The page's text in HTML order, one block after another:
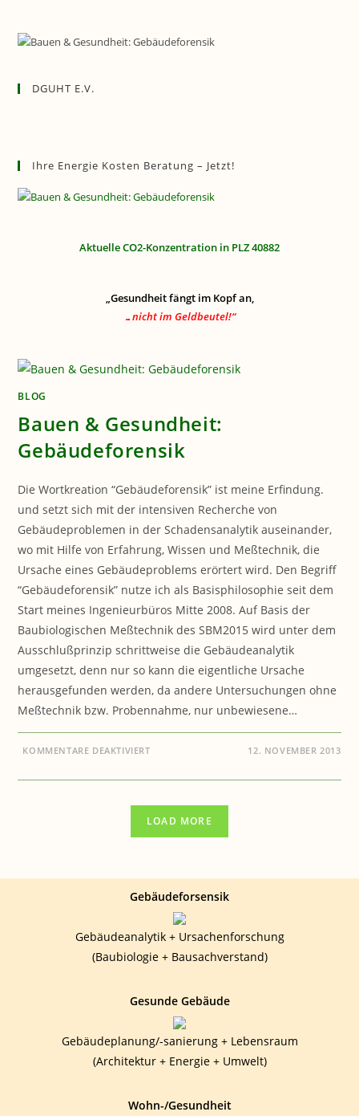
DGUHT E.V.
Ihre Energie Kosten Beratung – Jetzt!
Aktuelle CO2-Konzentration in PLZ 40882
„Gesundheit fängt im Kopf an,
…nicht im Geldbeutel!“
BLOG
Bauen & Gesundheit:
Gebäudeforensik
Die Wortkreation “Gebäudeforensik” ist meine Erfindung.
und setzt sich mit der intensiven Recherche von
Gebäudeproblemen in der Schadensanalytik auseinander,
wo mit Hilfe von Erfahrung, Wissen und Meßtechnik, die
Ursache eines Gebäudeproblems erörtert wird. Den Begriff
“Gebäudeforensik” nutze ich als Basisphilosophie seit dem
Start meines Ingenieurbüros Mitte 2008. Auf Basis der
Baubiologischen Meßtechnik des SBM2015 wird unter dem
Ausschlußprinzip schrittweise die Gebäudeanalytik
umgesetzt, denn nur so kann die eigentliche Ursache
herausgefunden werden, da andere Untersuchungen ohne
Meßtechnik bzw. Probennahme, nur unbewiesene…
KOMMENTARE DEAKTIVIERTFÜR
GESUNDHEIT:
12. NOVEMBER 2013
LOAD MORE
Gebäudeforsensik
Gebäudeanalytik + Ursachenforschung
(Baubiologie + Bausachverstand)
Gesunde Gebäude
Gebäudeplanung/-sanierung + Lebensraum
(Architektur + Energie + Umwelt)
Wohn-/Gesundheit